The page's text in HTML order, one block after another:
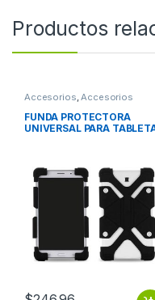
Productos
Accesorios,Accesorios
Almacenamiento
FUNDA PROTECTORA
UNIVERSAL PARA
DE 8 9 Y 12 DE SILICON NEG